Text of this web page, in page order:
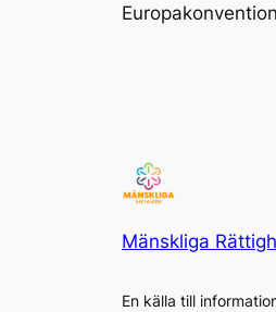
Mänskliga
En källa till